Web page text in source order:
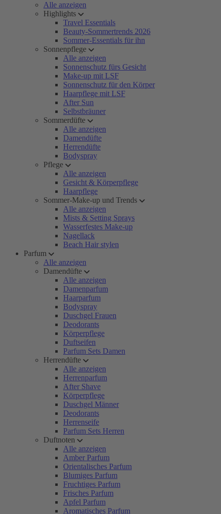
Alle anzeigen
Highlights
Travel Essentials
Beauty-Sommertrends 2026
Sommer-Essentials für ihn
Sonnenpflege
Alle anzeigen
Sonnenschutz fürs Gesicht
Make-up mit LSF
Sonnenschutz für den Körper
Haarpflege mit LSF
After Sun
Selbstbräuner
Sommerdüfte
Alle anzeigen
Damendüfte
Herrendüfte
Bodyspray
Pflege
Alle anzeigen
Gesicht & Körperpflege
Haarpflege
Sommer-Make-up und Trends
Alle anzeigen
Mists & Setting Sprays
Wasserfestes Make-up
Nagellack
Beach Hair stylen
Parfum
Alle anzeigen
Damendüfte
Alle anzeigen
Damenparfum
Haarparfum
Bodyspray
Duschgel Frauen
Deodorants
Körperpflege
Duftseifen
Parfum Sets Damen
Herrendüfte
Alle anzeigen
Herrenparfum
After Shave
Körperpflege
Duschgel Männer
Deodorants
Herrenseife
Parfum Sets Herren
Duftnoten
Alle anzeigen
Amber Parfum
Orientalisches Parfum
Blumiges Parfum
Fruchtiges Parfum
Frisches Parfum
Apfel Parfum
Aromatisches Parfum